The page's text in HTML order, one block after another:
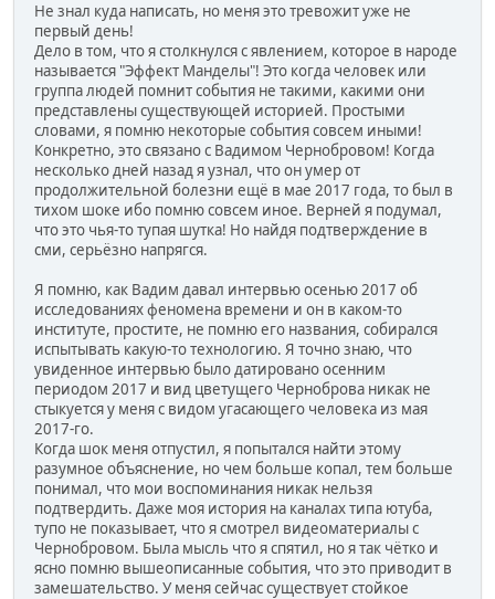
Не знал куда написать, но меня это тревожит уже не
первый день!
Дело в том, что я столкнулся с явлением, которое в народе
называется "Эффект Манделы"! Это когда человек или
группа людей помнит события не такими, какими они
представлены существующей историей. Простыми
словами, я помню некоторые события совсем иными!
Конкретно, это связано с Вадимом Чернобровом! Когда
несколько дней назад я узнал, что он умер от
продолжительной болезни ещё в мае 2017 года, то был в
тихом шоке ибо помню совсем иное. Верней я подумал,
что это чья-то тупая шутка! Но найдя подтверждение в
сми, серьёзно напрягся.
Я помню, как Вадим давал интервью осенью 2017 об
исследованиях феномена времени и он в каком-то
институте, простите, не помню его названия, собирался
испытывать какую-то технологию. Я точно знаю, что
увиденное интервью было датировано осенним
периодом 2017 и вид цветущего Черноброва никак не
стыкуется у меня с видом угасающего человека из мая
2017-го.
Когда шок меня отпустил, я попытался найти этому
разумное объяснение, но чем больше копал, тем больше
понимал, что мои воспоминания никак нельзя
подтвердить. Даже моя история на каналах типа ютуба,
тупо не показывает, что я смотрел видеоматериалы с
Чернобровом. Была мысль что я спятил, но я так чётко и
ясно помню вышеописанные события, что это приводит в
замешательство. У меня сейчас существует стойкое